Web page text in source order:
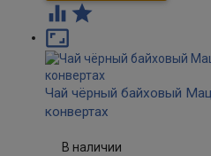
 

Чай чёрный байховый
конвертах
В наличии